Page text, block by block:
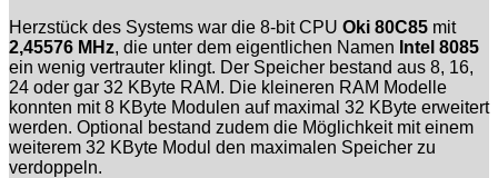
Herzstück des Systems war die 8-bit CPU Oki 80C85 mit
2,45576 MHz, die unter dem eigentlichen Namen Intel 8085
ein wenig vertrauter klingt. Der Speicher bestand aus 8, 16,
24 oder gar 32 KByte RAM. Die kleineren RAM Modelle
konnten mit 8 KByte Modulen auf maximal 32 KByte erweitert
werden. Optional bestand zudem die Möglichkeit mit einem
weiterem 32 KByte Modul den maximalen Speicher zu
verdoppeln.